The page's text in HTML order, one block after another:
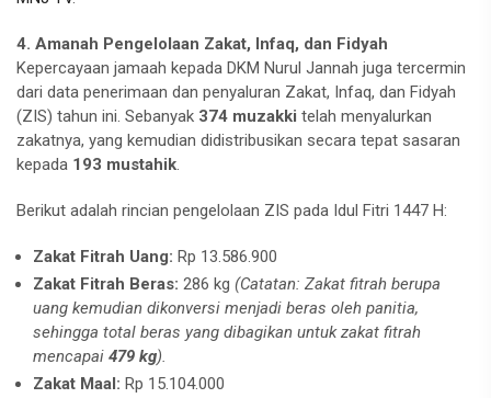
4. Amanah Pengelolaan Zakat, Infaq, dan Fidyah
Kepercayaan jamaah kepada DKM Nurul Jannah juga tercermin
dari data penerimaan dan penyaluran Zakat, Infaq, dan Fidyah
(ZIS) tahun ini. Sebanyak 374 muzakki telah menyalurkan
zakatnya, yang kemudian didistribusikan secara tepat sasaran
kepada 193 mustahik.
Berikut adalah rincian pengelolaan ZIS pada Idul Fitri 1447 H:
Zakat Fitrah Uang: Rp 13.586.900
Zakat Fitrah Beras: 286 kg (Catatan: Zakat fitrah berupa
uang kemudian dikonversi menjadi beras oleh panitia,
sehingga total beras yang dibagikan untuk zakat fitrah
mencapai 479 kg).
Zakat Maal: Rp 15.104.000